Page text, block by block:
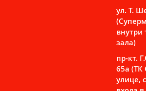
ул. Т.
внутри
зала)
пр-кт.
65а (ТК
улице,